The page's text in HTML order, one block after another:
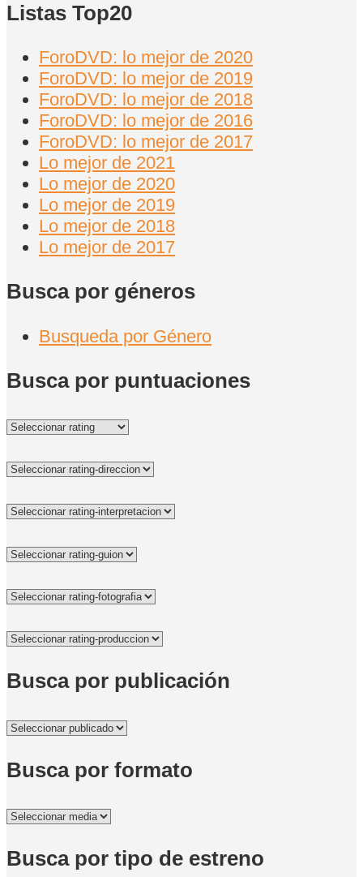
Listas Top20
ForoDVD: lo mejor de 2020
ForoDVD: lo mejor de 2019
ForoDVD: lo mejor de 2018
ForoDVD: lo mejor de 2016
ForoDVD: lo mejor de 2017
Lo mejor de 2021
Lo mejor de 2020
Lo mejor de 2019
Lo mejor de 2018
Lo mejor de 2017
Busca por géneros
Busqueda por Género
Busca por puntuaciones
Busca por publicación
Busca por formato
Busca por tipo de estreno